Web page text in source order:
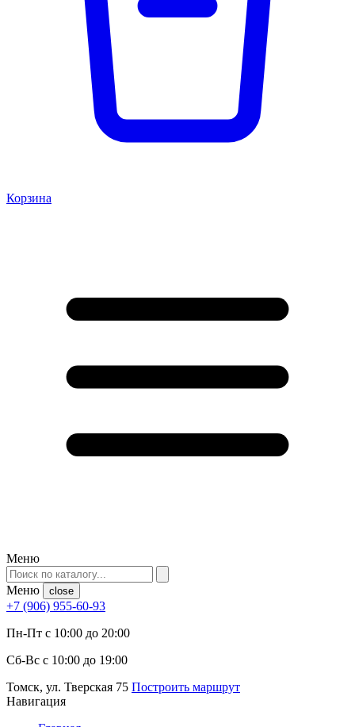
Корзина
Меню
Меню close
+7 (906) 955-60-93
Пн-Пт с 10:00 до 20:00
Сб-Вс с 10:00 до 19:00
Томск, ул. Тверская 75 Построить маршрут
Навигация